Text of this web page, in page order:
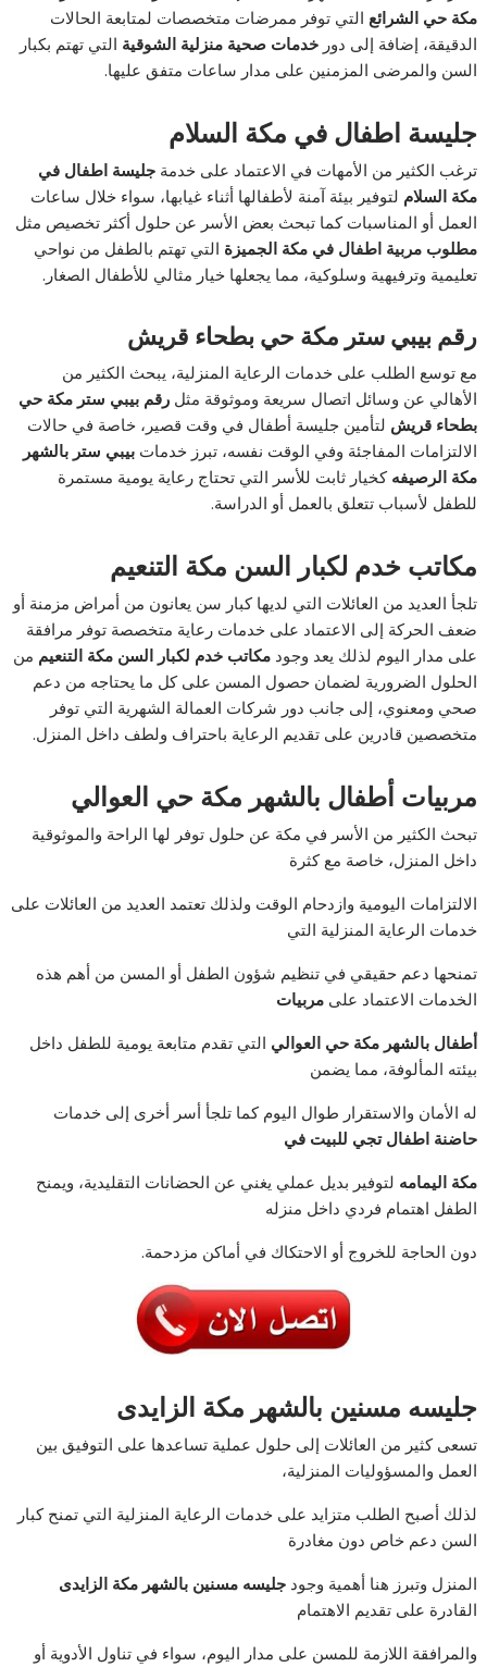
مكة حي الشرائع التي توفر ممرضات متخصصات لمتابعة الحالات
الدقيقة، إضافة إلى دورخدمات صحية منزلية الشوقية التي تهتم بكبار
السن والمرضى المزمنين على مدار ساعات متفق عليها.
جليسة اطفال في مكة السلام
ترغب الكثير من الأمهات في الاعتماد على خدمةجليسة اطفال في
مكة السلام لتوفير بيئة آمنة لأطفالها أثناء غيابها، سواء خلال ساعات
العمل أو المناسبات كما تبحث بعض الأسر عن حلول أكثر تخصيص مثل
مطلوب مربية اطفال في مكة الجميزة التي تهتم بالطفل من نواحي
تعليمية وترفيهية وسلوكية، مما يجعلها خيار مثالي للأطفال الصغار.
رقم بيبي ستر مكة حي بطحاء قريش
مع توسع الطلب على خدمات الرعاية المنزلية، يبحث الكثير من
الأهالي عن وسائل اتصال سريعة وموثوقة مثلرقم بيبي ستر مكة حي
بطحاء قريش لتأمين جليسة أطفال في وقت قصير، خاصة في حالات
الالتزامات المفاجئة وفي الوقت نفسه، تبرز خدماتبيبي ستر بالشهر
مكة الرصيفهكخيار ثابت للأسر التي تحتاج رعاية يومية مستمرة
للطفل لأسباب تتعلق بالعمل أو الدراسة.
مكاتب خدم لكبار السن مكة التنعيم
تلجأ العديد من العائلات التي لديها كبار سن يعانون من أمراض مزمنة أو
ضعف الحركة إلى الاعتماد على خدمات رعاية متخصصة توفر مرافقة
على مدار اليوم لذلك يعد وجودمكاتب خدم لكبار السن مكة التنعيم من
الحلول الضرورية لضمان حصول المسن على كل ما يحتاجه من دعم
صحي ومعنوي، إلى جانب دور شركات العمالة الشهرية التي توفر
متخصصين قادرين على تقديم الرعاية باحتراف ولطف داخل المنزل.
مربيات أطفال بالشهر مكة حي العوالي
تبحث الكثير من الأسر في مكة عن حلول توفر لها الراحة والموثوقية
داخل المنزل، خاصة مع كثرة
الالتزامات اليومية وازدحام الوقت ولذلك تعتمد العديد من العائلات على
خدمات الرعاية المنزلية التي
تمنحها دعم حقيقي في تنظيم شؤون الطفل أو المسن من أهم هذه
الخدمات الاعتماد علىمربيات
أطفال بالشهر مكة حي العوالي التي تقدم متابعة يومية للطفل داخل
بيئته المألوفة، مما يضمن
له الأمان والاستقرار طوال اليوم كما تلجأ أسر أخرى إلى خدمات
حاضنة اطفال تجي للبيت في
مكة اليمامه لتوفير بديل عملي يغني عن الحضانات التقليدية، ويمنح
الطفل اهتمام فردي داخل منزله
دون الحاجة للخروج أو الاحتكاك في أماكن مزدحمة.
جليسه مسنين بالشهر مكة الزايدى
تسعى كثير من العائلات إلى حلول عملية تساعدها على التوفيق بين
العمل والمسؤوليات المنزلية،
لذلك أصبح الطلب متزايد على خدمات الرعاية المنزلية التي تمنح كبار
السن دعم خاص دون مغادرة
المنزل وتبرز هنا أهمية وجودجليسه مسنين بالشهر مكة الزايدى
القادرة على تقديم الاهتمام
والمرافقة اللازمة للمسن على مدار اليوم، سواء في تناول الأدوية أو